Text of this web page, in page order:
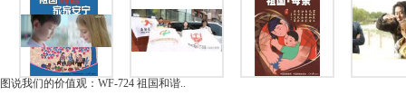
图说我们的价值观：WF-724 祖国和谐..